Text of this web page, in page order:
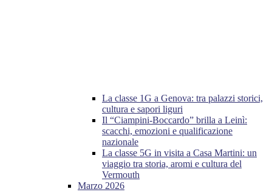
La classe 1G a Genova: tra palazzi storici,
cultura e sapori liguri
Il “Ciampini-Boccardo” brilla a Leinì:
scacchi, emozioni e qualificazione
nazionale
La classe 5G in visita a Casa Martini: un
viaggio tra storia, aromi e cultura del
Vermouth
Marzo 2026